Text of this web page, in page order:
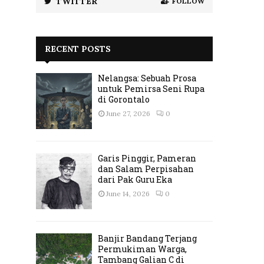
RECENT POSTS
Nelangsa: Sebuah Prosa
untuk Pemirsa Seni Rupa
di Gorontalo
June 27, 2026 0
Garis Pinggir, Pameran
dan Salam Perpisahan
dari Pak Guru Eka
June 14, 2026 0
Banjir Bandang Terjang
Permukiman Warga,
Tambang Galian C di